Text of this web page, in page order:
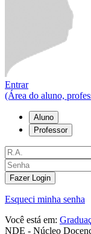
Entrar
(Área do aluno,
Aluno
Professor
Fazer Login
Esqueci minha senha
Você está em:
NDE - Núcleo